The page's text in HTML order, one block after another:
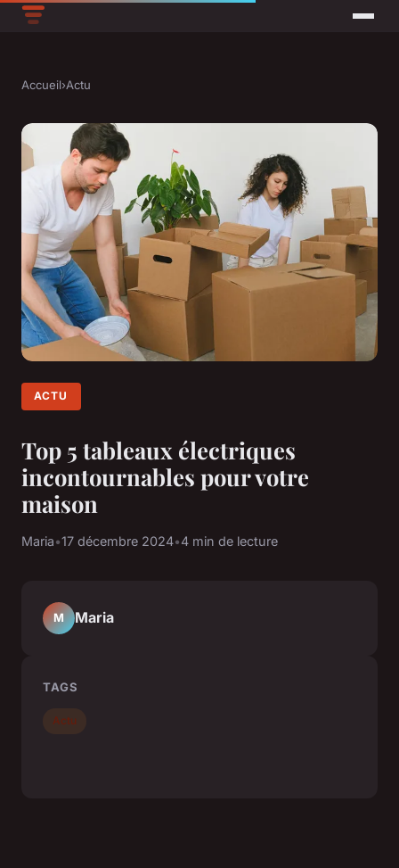
Accueil›Actu
ACTU
Top 5 tableaux électriques
incontournables pour votre
maison
Maria•17 décembre 2024•4 min de lecture
M Maria
TAGS
Actu